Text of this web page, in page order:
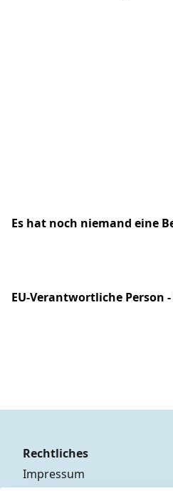
Es hat noch niemand eine
EU-Verantwortliche Person
Rechtliches
Impressum